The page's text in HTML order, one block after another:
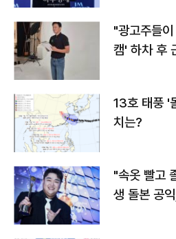
"광고주들
캠' 하차 후
13호 태풍 '
치는?
"속옷 빨고
생 돌본 공